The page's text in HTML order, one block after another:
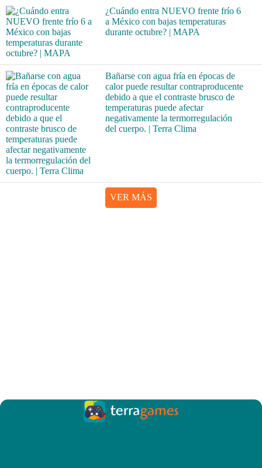
¿Cuándo entra NUEVO frente frío 6
a México con bajas temperaturas
durante octubre? | MAPA
Bañarse con agua fría en épocas de
calor puede resultar contraproducente
debido a que el contraste brusco de
temperaturas puede afectar
negativamente la termorregulación
del cuerpo. | Terra Clima
VER MÁS